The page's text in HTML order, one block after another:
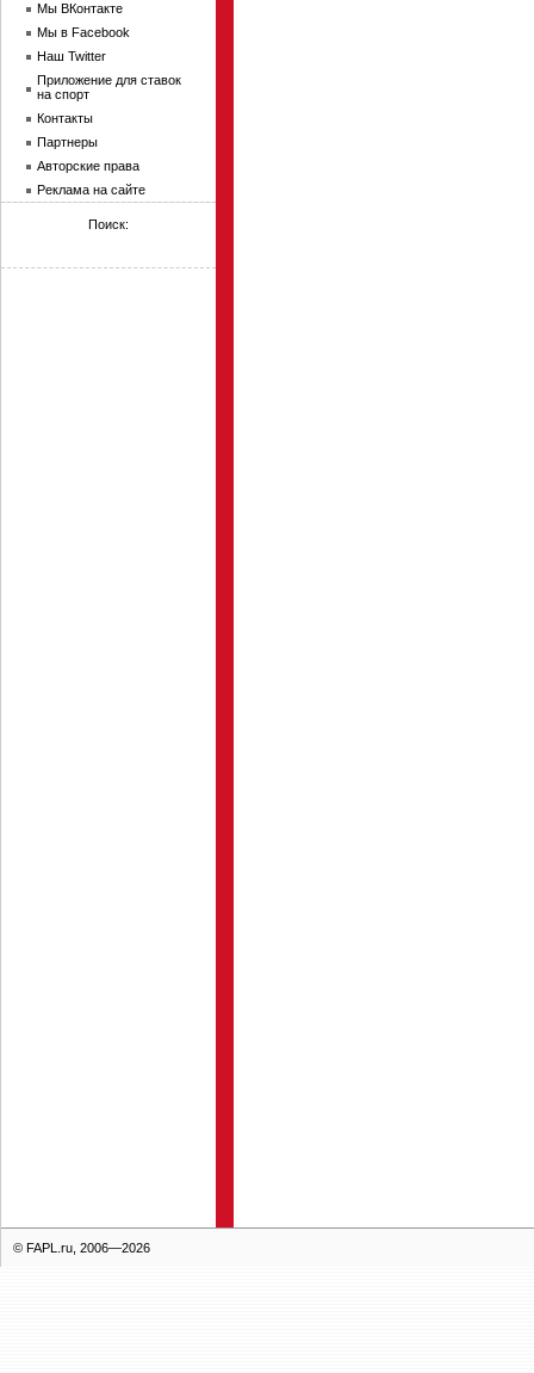
Мы ВКонтакте
Мы в Facebook
Наш Twitter
Приложение для ставок
на спорт
Контакты
Партнеры
Авторские права
Реклама на сайте
Поиск:
© FAPL.ru, 2006—2026